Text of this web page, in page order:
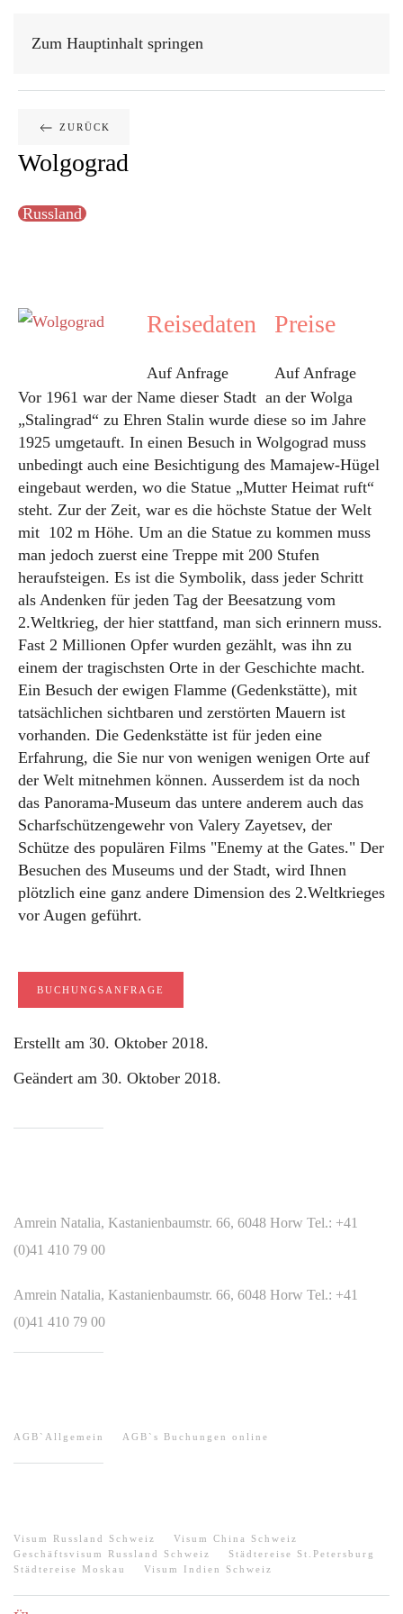
Zum Hauptinhalt springen
GESCHRIEBEN AM30. OKTOBER 2018
ZURÜCK
Wolgograd
Russland
Reisedaten
Auf Anfrage
Preise
Auf Anfrage
Vor 1961 war der Name dieser Stadt an der Wolga
„Stalingrad“ zu Ehren Stalin wurde diese so im Jahre
1925 umgetauft. In einen Besuch in Wolgograd muss
unbedingt auch eine Besichtigung des Mamajew-Hügel
eingebaut werden, wo die Statue „Mutter Heimat ruft“
steht. Zur der Zeit, war es die höchste Statue der Welt
mit 102 m Höhe. Um an die Statue zu kommen muss
man jedoch zuerst eine Treppe mit 200 Stufen
heraufsteigen. Es ist die Symbolik, dass jeder Schritt
als Andenken für jeden Tag der Beesatzung vom
2.Weltkrieg, der hier stattfand, man sich erinnern muss.
Fast 2 Millionen Opfer wurden gezählt, was ihn zu
einem der tragischsten Orte in der Geschichte macht.
Ein Besuch der ewigen Flamme (Gedenkstätte), mit
tatsächlichen sichtbaren und zerstörten Mauern ist
vorhanden. Die Gedenkstätte ist für jeden eine
Erfahrung, die Sie nur von wenigen wenigen Orte auf
der Welt mitnehmen können. Ausserdem ist da noch
das Panorama-Museum das untere anderem auch das
Scharfschützengewehr von Valery Zayetsev, der
Schütze des populären Films "Enemy at the Gates." Der
Besuchen des Museums und der Stadt, wird Ihnen
plötzlich eine ganz andere Dimension des 2.Weltkrieges
vor Augen geführt.
BUCHUNGSANFRAGE
Erstellt am 30. Oktober 2018.
Geändert am 30. Oktober 2018.
Amrein Natalia, Kastanienbaumstr. 66, 6048 Horw Tel.: +41
(0)41 410 79 00
Amrein Natalia, Kastanienbaumstr. 66, 6048 Horw Tel.: +41
(0)41 410 79 00
AGB`Allgemein AGB`s Buchungen online
Visum Russland Schweiz
Visum China Schweiz
Geschäftsvisum Russland Schweiz
Städtereise St.Petersburg
Städtereise Moskau
Visum Indien Schweiz